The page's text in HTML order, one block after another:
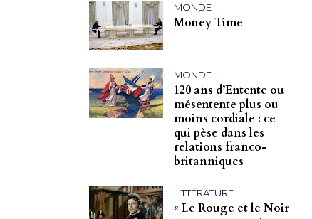
MONDE
Money Time
MONDE
120 ans d’Entente ou
mésentente plus ou
moins cordiale : ce
qui pèse dans les
relations franco-
britanniques
LITTÉRATURE
« Le Rouge et le Noir